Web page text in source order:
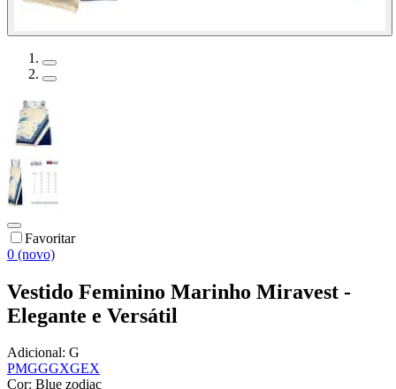
Favoritar
0 (novo)
Vestido Feminino Marinho Miravest -
Elegante e Versátil
Adicional: G
PMGGGXGEX
Cor: Blue zodiac